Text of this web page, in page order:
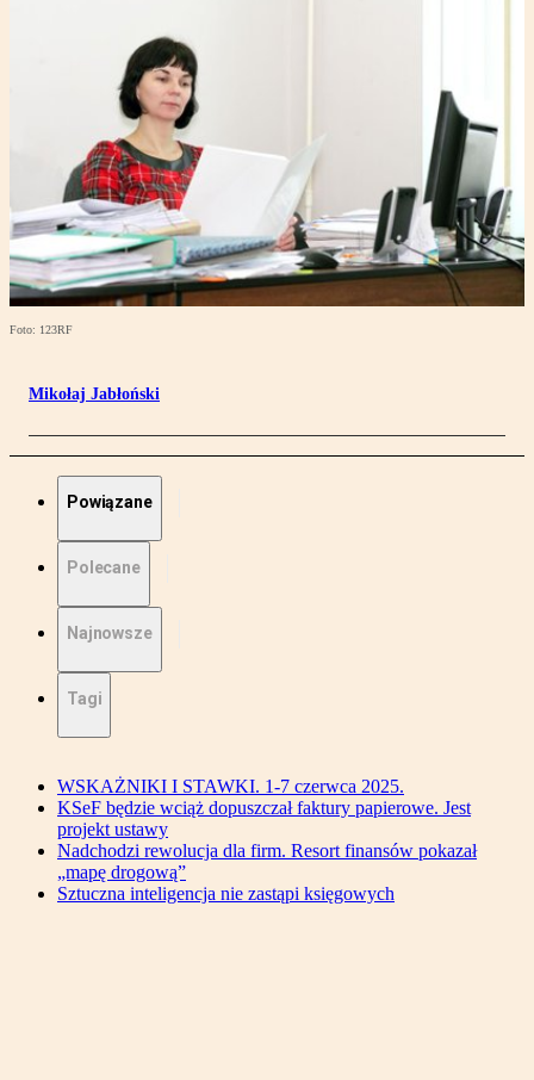
Foto: 123RF
Mikołaj Jabłoński
Powiązane
Polecane
Najnowsze
Tagi
WSKAŻNIKI I STAWKI. 1-7 czerwca 2025.
KSeF będzie wciąż dopuszczał faktury papierowe. Jest
projekt ustawy
Nadchodzi rewolucja dla firm. Resort finansów pokazał
„mapę drogową”
Sztuczna inteligencja nie zastąpi księgowych